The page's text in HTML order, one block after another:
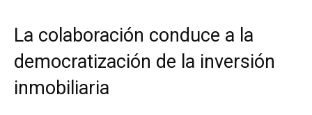
La colaboración conduce a la
democratización de la inversión
inmobiliaria